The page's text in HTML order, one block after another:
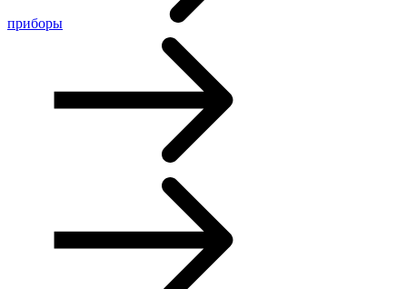
приборы